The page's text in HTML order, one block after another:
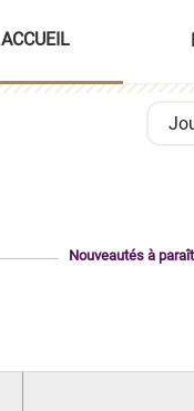
ACCUEIL
Nouveautés à